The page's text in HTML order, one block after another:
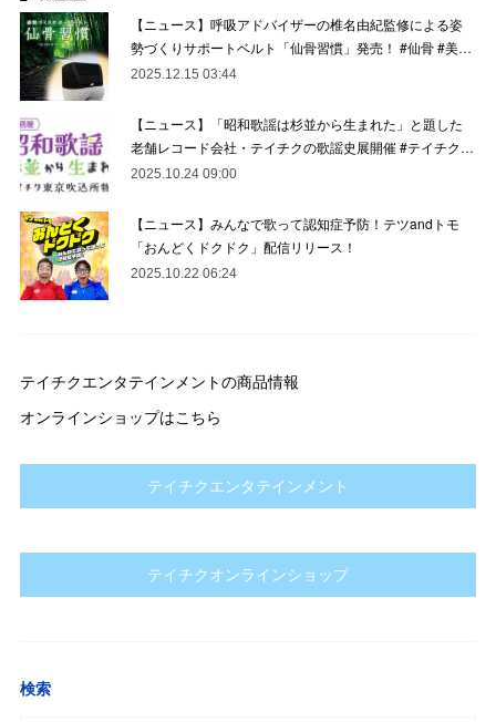
【ニュース】呼吸アドバイザーの椎名由紀監修による姿
勢づくりサポートベルト「仙骨習慣」発売！ #仙骨 #美…
2025.12.15 03:44
【ニュース】「昭和歌謡は杉並から生まれた」と題した
老舗レコード会社・テイチクの歌謡史展開催 #テイチク…
2025.10.24 09:00
【ニュース】みんなで歌って認知症予防！テツandトモ
「おんどくドクドク」配信リリース！
2025.10.22 06:24
テイチクエンタテインメントの商品情報
オンラインショップはこちら
テイチクエンタテインメント
テイチクオンラインショップ
検索